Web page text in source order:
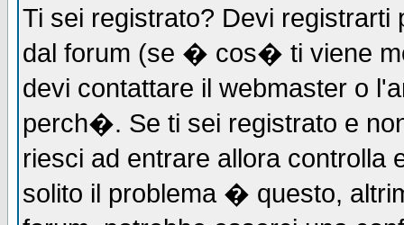
Ti sei registrato? Devi registrarti
dal forum (se � cos� ti viene
devi contattare il webmaster o
perch�. Se ti sei registrato e
riesci ad entrare allora controlla
solito il problema � questo,